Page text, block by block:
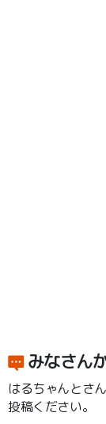
みなさん
はるちゃんとさ
投稿ください。